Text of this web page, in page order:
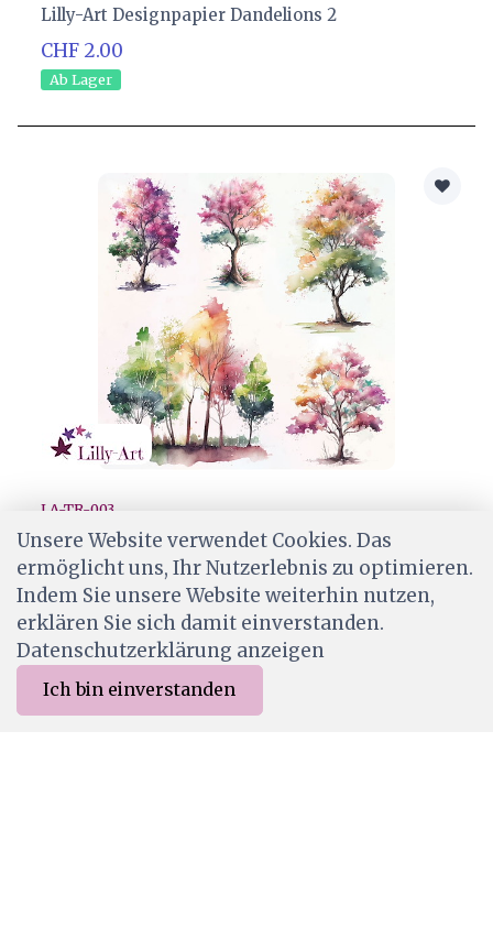
Merkliste Menu
Lilly-Art Designpapier Dandelions 2
CHF 2.00
Ab Lager
LA-TR-003
Lilly-Art Designpapier Spring Trees
CHF 2.00
Ab Lager
Unsere Website verwendet Cookies. Das
ermöglicht uns, Ihr Nutzerlebnis zu optimieren.
Indem Sie unsere Website weiterhin nutzen,
erklären Sie sich damit einverstanden.
Datenschutzerklärung anzeigen
Ich bin einverstanden